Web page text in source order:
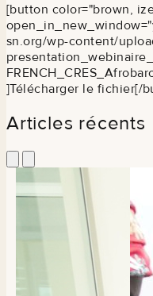
[button color="brown,
sn.org/wp-content/
]Télécharger le fichier[/
Articles récents